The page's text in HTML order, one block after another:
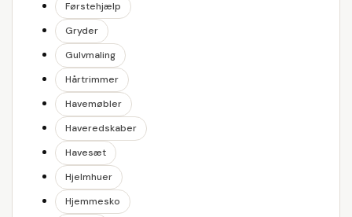
Førstehjælp
Gryder
Gulvmaling
Hårtrimmer
Havemøbler
Haveredskaber
Havesæt
Hjelmhuer
Hjemmesko